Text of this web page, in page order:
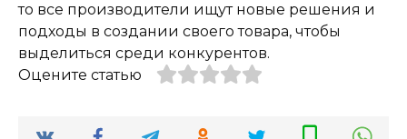
то все производители ищут новые решения и
подходы в создании своего товара, чтобы
выделиться среди конкурентов.
Оцените статью